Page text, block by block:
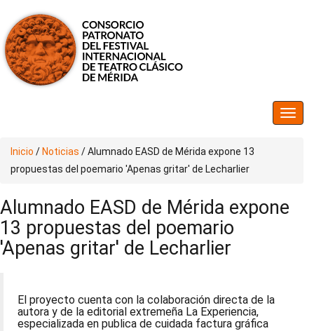
Inicio / Noticias /Alumnado EASD de Mérida expone 13
propuestas del poemario 'Apenas gritar' de Lecharlier
Alumnado EASD de Mérida expone
13 propuestas del poemario
'Apenas gritar' de Lecharlier
El proyecto cuenta con la colaboración directa de la
autora y de la editorial extremeña La Experiencia,
especializada en publica de cuidada factura gráfica